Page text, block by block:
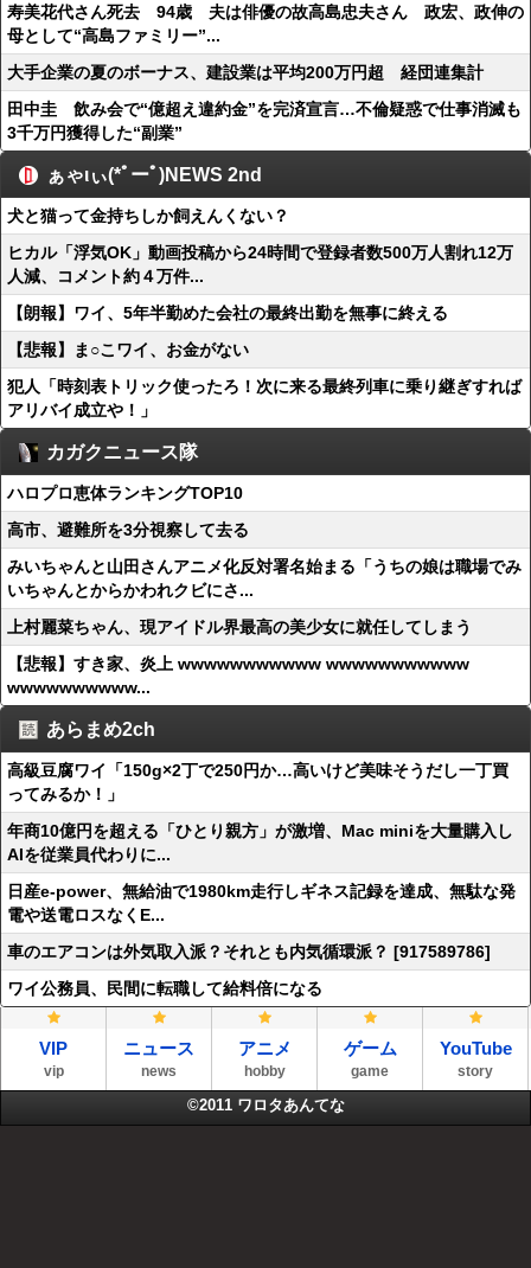
寿美花代さん死去 94歳 夫は俳優の故高島忠夫さん 政宏、政伸の
母として“高島ファミリー”...
大手企業の夏のボーナス、建設業は平均200万円超 経団連集計
田中圭 飲み会で“億超え違約金”を完済宣言…不倫疑惑で仕事消滅も
3千万円獲得した“副業”
ぁゃιぃ(*ﾟーﾟ)NEWS 2nd
犬と猫って金持ちしか飼えんくない？
ヒカル「浮気OK」動画投稿から24時間で登録者数500万人割れ12万
人減、コメント約４万件...
【朗報】ワイ、5年半勤めた会社の最終出勤を無事に終える
【悲報】ま○こワイ、お金がない
犯人「時刻表トリック使ったろ！次に来る最終列車に乗り継ぎすれば
アリバイ成立や！」
カガクニュース隊
ハロプロ恵体ランキングTOP10
高市、避難所を3分視察して去る
みいちゃんと山田さんアニメ化反対署名始まる「うちの娘は職場でみ
いちゃんとからかわれクビにさ...
上村麗菜ちゃん、現アイドル界最高の美少女に就任してしまう
【悲報】すき家、炎上 wwwwwwwwwww wwwwwwwwwww
wwwwwwwwww...
あらまめ2ch
高級豆腐ワイ「150g×2丁で250円か…高いけど美味そうだし一丁買
ってみるか！」
年商10億円を超える「ひとり親方」が激増、Mac miniを大量購入し
AIを従業員代わりに...
日産e-power、無給油で1980km走行しギネス記録を達成、無駄な発
電や送電ロスなくE...
車のエアコンは外気取入派？それとも内気循環派？ [917589786]
ワイ公務員、民間に転職して給料倍になる
VIP
vip
ニュース
news
アニメ
hobby
ゲーム
game
YouTube
story
©2011 ワロタあんてな